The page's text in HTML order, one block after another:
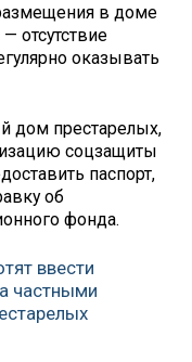
в доме
отсутствие
оказывать
дом престарелых,
соцзащиты
паспорт,
об
фонда.
ввести
частными